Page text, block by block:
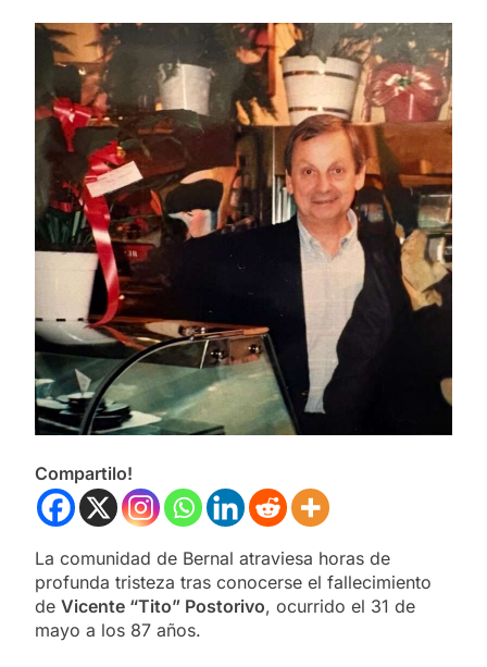
Compartilo!
La comunidad de Bernal atraviesa horas de
profunda tristeza tras conocerse el fallecimiento
de Vicente “Tito” Postorivo, ocurrido el 31 de
mayo a los 87 años.